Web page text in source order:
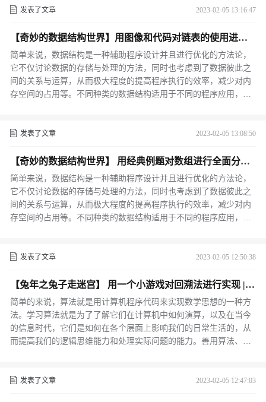
发表了文章 2023-02-05 13:16:47
【奇妙的数据结构世界】用图像和代码对链表的使用进行
透彻学习 | C++
简单来说，数据结构是一种辅助程序设计并且进行优化的方法论，
它不仅讨论数据的存储与处理的方法，同时也考虑到了数据彼此之
间的关系与运算，从而极大程度的提高程序执行的效率，减少对内
存空间的占用等。不同种类的数据结构适用于不同的程序应用，选
发表了文章 2023-02-05 13:08:50
【奇妙的数据结构世界】 用经典例题对数组进行全面分析 |
C++
简单来说，数据结构是一种辅助程序设计并且进行优化的方法论，
它不仅讨论数据的存储与处理的方法，同时也考虑到了数据彼此之
间的关系与运算，从而极大程度的提高程序执行的效率，减少对内
存空间的占用等。不同种类的数据结构适用于不同的程序应用，选
发表了文章 2023-02-05 12:50:38
【兔年之兔子走迷宫】 用一个小游戏对回溯法进行实现 | C
++
简单的来说，算法就是用计算机程序代码来实现数学思想的一种方
法。学习算法就是为了了解它们在计算机中如何演算，以及在当今
的信息时代，它们是如何在各个层面上影响我们的日常生活的，从
而提高我们的逻辑思维能力和处理实际问题的能力。善用算法、巧
挑战。
发表了文章 2023-02-05 12:47:03